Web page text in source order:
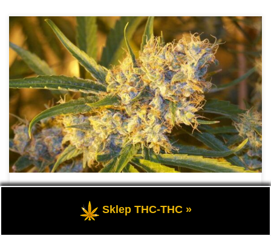
Historia uprawy i stosowania marihuany w Nepalu sięga wieków i
jest to jeden z krajów o najdłuższej tradycji uprawy konopi na
świecie. Nepal położony jest w samym sercu Himalajów, pomiędzy
Chinami a Indiami, a na jego terytorium znajduje się 8 z 14
szczytów górskich o wysokości ponad 8000 metrów. Jest […]
Marihuana w Nepalu
Sklep THC-THC »